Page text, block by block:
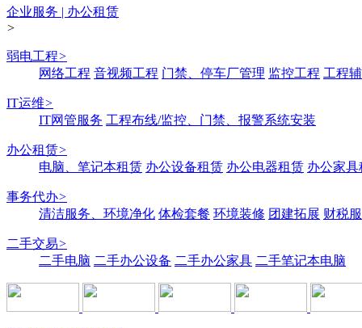
企业服务 | 办公租赁
>
弱电工程>
网络工程 音视频工程 门禁、停车厂管理 监控工程 工程
IT运维>
IT网管服务 工程布线/监控、门禁、报警系统安装
办公租赁>
电脑、笔记本租赁 办公设备租赁 办公电器租赁 办公家具
事务代办>
清洁服务、环境净化 体检套餐 环境装修 团建拓展 财税
二手交易>
二手电脑 二手办公设备 二手办公家具 二手笔记本电脑